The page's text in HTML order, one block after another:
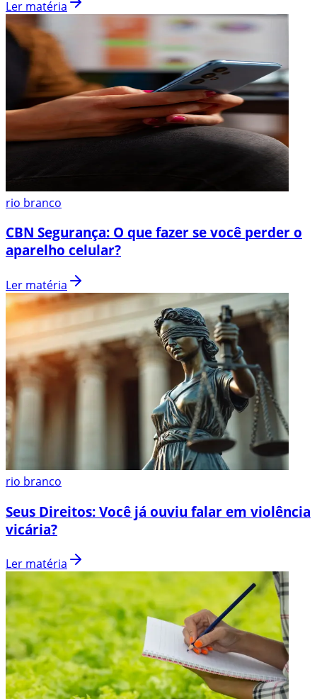
Ler matéria
rio branco
CBN Segurança: O que fazer se você perder o
aparelho celular?
Ler matéria
rio branco
Seus Direitos: Você já ouviu falar em violência
vicária?
Ler matéria